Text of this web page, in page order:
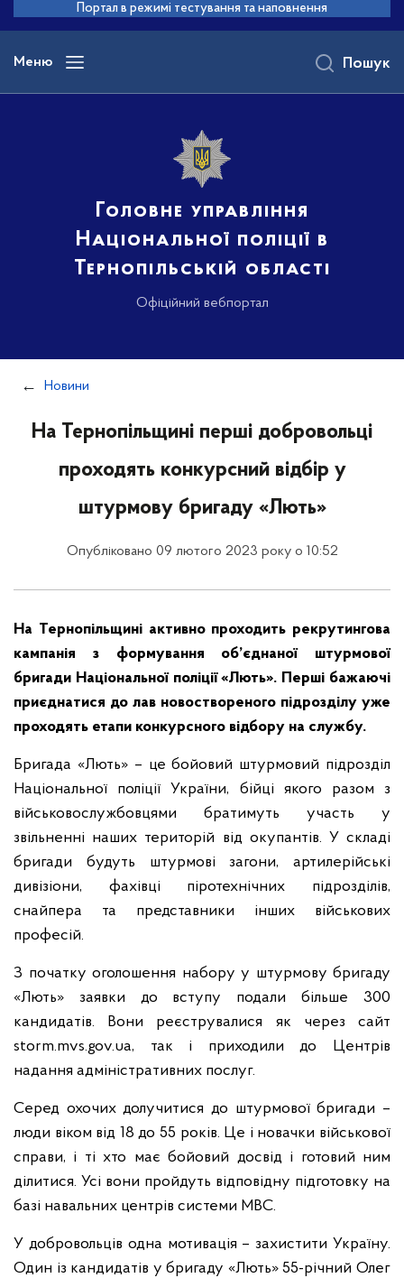
основного
вмісту
Портал в режимі тестування та наповнення
Меню
Головне управління
Національної поліції в
Тернопільській області
Офіційний вебпортал
Пошук
Новини
На Тернопільщині перші добровольці
проходять конкурсний відбір у
штурмову бригаду «Лють»
Опубліковано 09 лютого 2023 року о 10:52
На Тернопільщині активно проходить рекрутингова
кампанія з формування об’єднаної штурмової
бригади Національної поліції «Лють». Перші бажаючі
приєднатися до лав новоствореного підрозділу уже
проходять етапи конкурсного відбору на службу.
Бригада «Лють» – це бойовий штурмовий підрозділ
Національної поліції України, бійці якого разом з
військовослужбовцями братимуть участь у
звільненні наших територій від окупантів. У складі
бригади будуть штурмові загони, артилерійські
дивізіони, фахівці піротехнічних підрозділів,
снайпера та представники інших військових
професій.
З початку оголошення набору у штурмову бригаду
«Лють» заявки до вступу подали більше 300
кандидатів. Вони реєструвалися як через сайт
storm.mvs.gov.ua, так і приходили до Центрів
надання адміністративних послуг.
Серед охочих долучитися до штурмової бригади –
люди віком від 18 до 55 років. Це і новачки військової
справи, і ті хто має бойовий досвід і готовий ним
ділитися. Усі вони пройдуть відповідну підготовку на
базі навальних центрів системи МВС.
У добровольців одна мотивація – захистити Україну.
Один із кандидатів у бригаду «Лють» 55-річний Олег